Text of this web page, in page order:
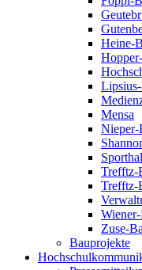
Heine-
Mensa
Nieper-
Trefftz-
Trefftz-
Zuse-
Bauprojekte